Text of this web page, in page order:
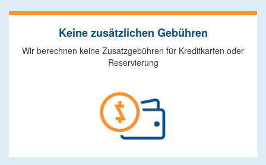
Keine zusätzlichen Gebühren
Wir berechnen keine Zusatzgebühren für Kreditkarten oder
Reservierung